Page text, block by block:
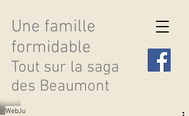
Une famille
formidable
Tout sur la saga
des Beaumont
WebJu